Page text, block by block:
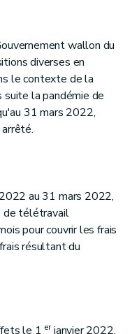
wallon du
diverses en
le contexte de la
la pandémie de
31 mars 2022,
au 31 mars 2022,
de télétravail
pour couvrir les frais
résultant du
le 1 erjanvier 2022.